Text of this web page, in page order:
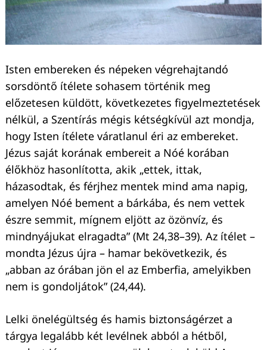
Isten embereken és népeken végrehajtandó
sorsdöntő ítélete sohasem történik meg
előzetesen küldött, következetes figyelmeztetések
nélkül, a Szentírás mégis kétségkívül azt mondja,
hogy Isten ítélete váratlanul éri az embereket.
Jézus saját korának embereit a Nóé korában
élőkhöz hasonlította, akik „ettek, ittak,
házasodtak, és férjhez mentek mind ama napig,
amelyen Nóé bement a bárkába, és nem vettek
észre semmit, mígnem eljött az özönvíz, és
mindnyájukat elragadta” (Mt 24,38–39). Az ítélet –
mondta Jézus újra – hamar bekövetkezik, és
„abban az órában jön el az Emberfia, amelyikben
nem is gondoljátok” (24,44).
Lelki önelégültség és hamis biztonságérzet a
tárgya legalább két levélnek abból a hétből,
Keresés: